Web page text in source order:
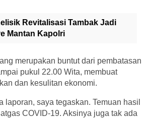
Revitalisasi Tambak Jadi
Mantan Kapolri
merupakan buntut dari pembatasan
pukul 22.00 Wita, membuat
dan kesulitan ekonomi.
laporan, saya tegaskan. Temuan hasil
COVID-19. Aksinya juga tak ada